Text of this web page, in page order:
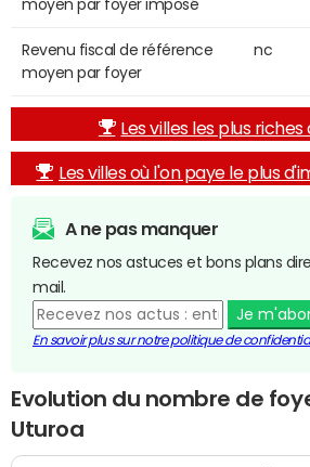
moyen par foyer imposé
Revenu fiscal de référence
moyen par foyer
nc
Les villes les plus
Les villes où l'on paye le plus
A ne pas manquer
Recevez nos astuces et bons plans
mail.
Je
En savoir plus sur notre politique de
Evolution du nombre de
Uturoa